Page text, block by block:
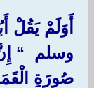
أَوَلَمْ يَقُلْ
وسلم ‏ “‏
صُورَةِ